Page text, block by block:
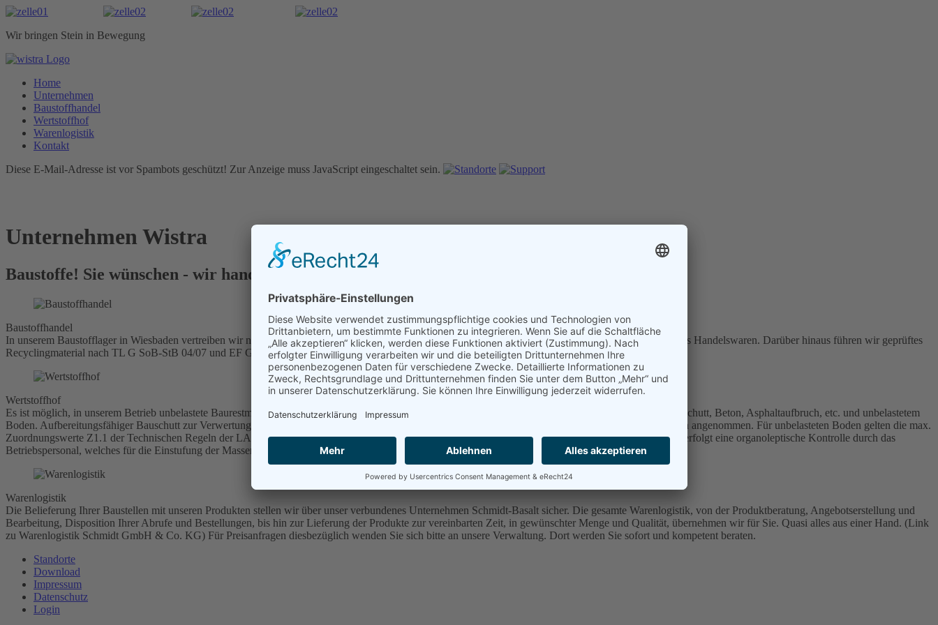
Wir bringen Stein in Bewegung
Home
Unternehmen
Baustoffhandel
Wertstoffhof
Warenlogistik
Kontakt
Diese E-Mail-Adresse ist vor Spambots geschützt! Zur Anzeige muss JavaScript eingeschaltet sein.
Unternehmen Wistra
Baustoffe! Sie wünschen - wir handeln.
Baustoffhandel
In unserem Baustofflager in Wiesbaden vertreiben wir neben dem gesamten Produktprogramm an Basaltkörnungen auch verschiedene Kiese- und Sande als Handelswaren. Darüber hinaus führen wir geprüftes
Recyclingmaterial nach TL G SoB-StB 04/07 und EF Gestein 12/HE. Die vollständige Produktpalette ist direkt als Download abrufbar.
Wertstoffhof
Es ist möglich, in unserem Betrieb unbelastete Baurestmassen (Boden und Bauschutt) anzuliefern. Dabei wird unterschieden zwischen mineralischem Bauschutt, Beton, Asphaltaufbruch, etc. und unbelastetem
Boden. Aufbereitungsfähiger Bauschutt zur Verwertung in unserer Anlage wird nur bis zu einem Zuordnungswert vom max. Z2 gemäß den LAGA-Regeln angenommen. Für unbelasteten Boden gelten die max.
Zuordnungswerte Z1.1 der Technischen Regeln der LAGA. Die Einstufung der Stoffeingänge erfolgt gemäß Abfallverzeichnisverordnung (AVV). Dabei erfolgt eine organoleptische Kontrolle durch das
Betriebspersonal, welches für die Einstufung der Massen maßgeblich ist.
Warenlogistik
Die Belieferung Ihrer Baustellen mit unseren Produkten stellen wir über unser verbundenes Unternehmen Schmidt-Basalt sicher. Die gesamte Warenlogistik, von der Produktberatung, Angebotserstellung und
Bearbeitung, Disposition Ihrer Abrufe und Bestellungen, bis hin zur Lieferung der Produkte zur vereinbarten Zeit, in gewünschter Menge und Qualität, übernehmen wir für Sie. Quasi alles aus einer Hand. (Link
zu Warenlogistik Schmidt GmbH & Co. KG) Für Preisanfragen diesbezüglich wenden Sie sich bitte an unsere Verwaltung. Dort werden Sie sofort und kompetent beraten.
Standorte
Download
Impressum
Datenschutz
Login